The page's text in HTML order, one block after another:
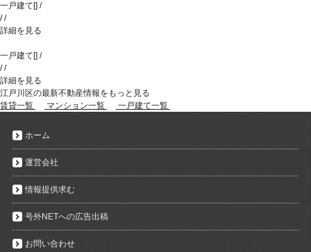
一戸建て [] /
//
詳細を見る
一戸建て [] /
//
詳細を見る
江戸川区の最新不動産情報をもっと見る
賃貸一覧
マンション一覧 一戸建て一覧
ホーム
運営会社
情報提供求む
号外NETへの広告出稿
お問い合わせ